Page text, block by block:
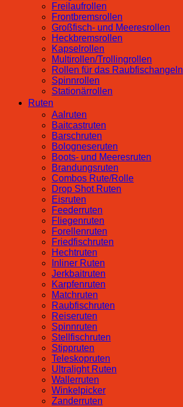
Freilaufrollen
Frontbremsrollen
Großfisch- und Meeresrollen
Heckbremsrollen
Kapselrollen
Multirollen/Trollingrollen
Rollen für das Raubfischangeln
Spinnrollen
Stationärrollen
Ruten
Aalruten
Baitcastruten
Barschruten
Bologneseruten
Boots- und Meeresruten
Brandungsruten
Combos Rute/Rolle
Drop Shot Ruten
Eisruten
Feederruten
Fliegenruten
Forellenruten
Friedfischruten
Hechtruten
Inliner Ruten
Jerkbaitruten
Karpfenruten
Matchruten
Raubfischruten
Reiseruten
Spinnruten
Stellfischruten
Stippruten
Teleskopruten
Ultralight Ruten
Wallerruten
Winkelpicker
Zanderruten